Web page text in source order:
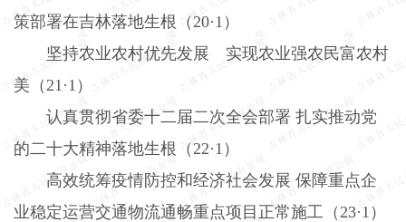
策部署在吉林落地生根（20·1 ）
坚持农业农村优先发展 实现农业强农民富农村
美（ 21 ·1 ）
认真贯彻省委十二届二次全会部署 扎实推动党
的二十大精神落地生根（ 22·1 ）
高效统筹疫情防控和经济社会发展 保障重点企
业稳定运营交通物流通畅重点项目正常施工（ 23·1 ）